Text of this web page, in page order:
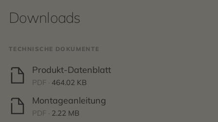
Downloads
TECHNISCHE DOKUMENTE
Produkt-Datenblatt
PDF · 464.02 KB
Montageanleitung
PDF · 2.22 MB